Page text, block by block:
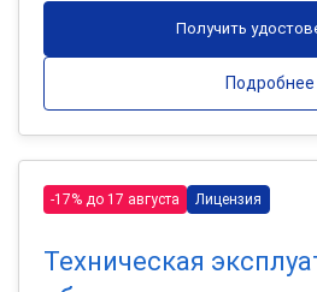
Получить
Подробнее
-17% до 17 августа Лицензия
Техническая